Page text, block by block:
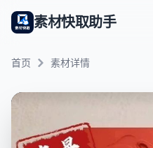
素材快取助手
首页 素材详情